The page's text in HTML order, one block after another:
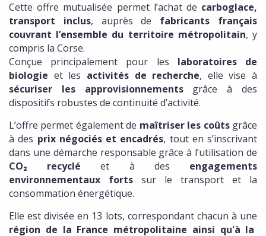
Cette offre mutualisée permet l’achat de carboglace,
transport inclus, auprès de fabricants français
couvrant l’ensemble du territoire métropolitain, y
compris la Corse.
Conçue principalement pour les laboratoires de
biologie et les activités de recherche, elle vise à
sécuriser les approvisionnementsgrâce à des
dispositifs robustes de continuité d’activité.
L’offre permet également de maîtriser les coûtsgrâce
à des prix négociés et encadrés, tout en s’inscrivant
dans une démarche responsable grâce à l’utilisation de
CO₂ recyclé et à des engagements
environnementaux forts sur le transport et la
consommation énergétique.
Elle est divisée en 13 lots, correspondant chacun à une
région de la France métropolitaine ainsi qu'à la